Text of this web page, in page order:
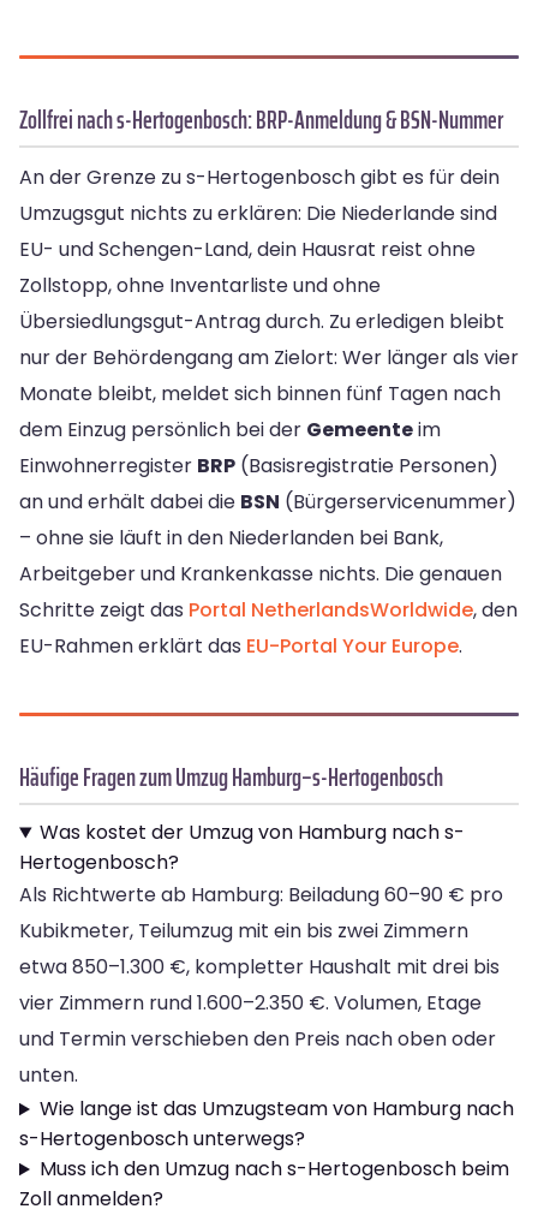
Zollfrei nach s-Hertogenbosch: BRP-Anmeldung & BSN-Nummer
An der Grenze zu s-Hertogenbosch gibt es für dein
Umzugsgut nichts zu erklären: Die Niederlande sind
EU- und Schengen-Land, dein Hausrat reist ohne
Zollstopp, ohne Inventarliste und ohne
Übersiedlungsgut-Antrag durch. Zu erledigen bleibt
nur der Behördengang am Zielort: Wer länger als vier
Monate bleibt, meldet sich binnen fünf Tagen nach
dem Einzug persönlich bei der Gemeenteim
Einwohnerregister BRP (Basisregistratie Personen)
an und erhält dabei die BSN (Bürgerservicenummer)
– ohne sie läuft in den Niederlanden bei Bank,
Arbeitgeber und Krankenkasse nichts. Die genauen
Schritte zeigt das Portal NetherlandsWorldwide, den
EU-Rahmen erklärt das EU-Portal Your Europe.
Häufige Fragen zum Umzug Hamburg–s-Hertogenbosch
Was kostet der Umzug von Hamburg nach s-
Hertogenbosch?
Als Richtwerte ab Hamburg: Beiladung 60–90 € pro
Kubikmeter, Teilumzug mit ein bis zwei Zimmern
etwa 850–1.300 €, kompletter Haushalt mit drei bis
vier Zimmern rund 1.600–2.350 €. Volumen, Etage
und Termin verschieben den Preis nach oben oder
unten.
Wie lange ist das Umzugsteam von Hamburg nach
s-Hertogenbosch unterwegs?
Muss ich den Umzug nach s-Hertogenbosch beim
Zoll anmelden?